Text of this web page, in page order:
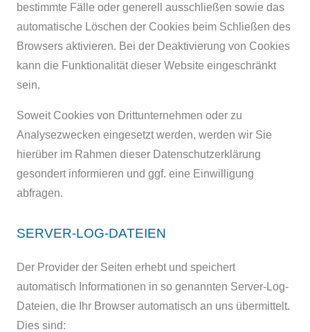
bestimmte Fälle oder generell ausschließen sowie das
automatische Löschen der Cookies beim Schließen des
Browsers aktivieren. Bei der Deaktivierung von Cookies
kann die Funktionalität dieser Website eingeschränkt
sein.
Soweit Cookies von Drittunternehmen oder zu
Analysezwecken eingesetzt werden, werden wir Sie
hierüber im Rahmen dieser Datenschutzerklärung
gesondert informieren und ggf. eine Einwilligung
abfragen.
SERVER-LOG-DATEIEN
Der Provider der Seiten erhebt und speichert
automatisch Informationen in so genannten Server-Log-
Dateien, die Ihr Browser automatisch an uns übermittelt.
Dies sind: